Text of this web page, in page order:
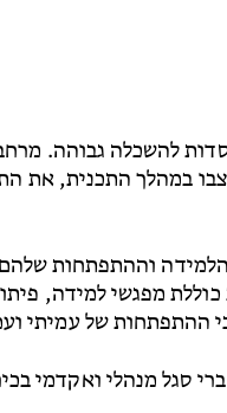
להשכלה גבוהה.
במהלך התכנית, את
וההתפתחות
מפגשי למידה,
ההתפתחות של עמיתי